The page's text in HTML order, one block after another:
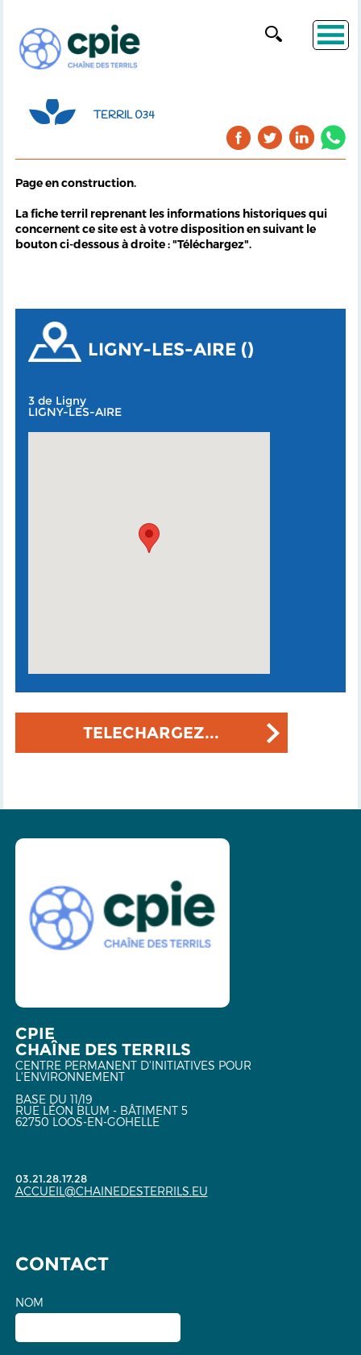
TERRIL 034
Page en construction.
La fiche terril reprenant les informations historiques qui
concernent ce site est à votre disposition en suivant le
bouton ci-dessous à droite : "Téléchargez".
LIGNY-LES-AIRE ()
3 de Ligny
LIGNY-LES-AIRE
TELECHARGEZ...
CPIE
CHAÎNE DES TERRILS
CENTRE PERMANENT D'INITIATIVES POUR
L'ENVIRONNEMENT
BASE DU 11/19
RUE LÉON BLUM - BÂTIMENT 5
62750 LOOS-EN-GOHELLE
03.21.28.17.28
ACCUEIL@CHAINEDESTERRILS.EU
CONTACT
NOM